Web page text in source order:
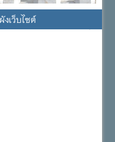
งเว็บไซต์